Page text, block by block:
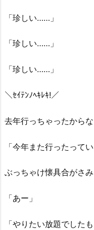
「珍しい……」
「珍しい……」
「珍しい……」
＼ｾｲﾃﾝﾉﾍｷﾚｷ!／
去年行っちゃったから
「今年また行ったって
ぶっちゃけ懐具合がさ
「あー」
「やりたい放題でした